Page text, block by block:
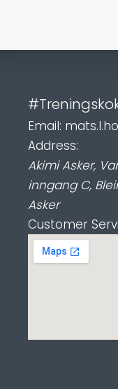
Email:
Address:
Akimi Asker,
inngang C,
Asker
Customer